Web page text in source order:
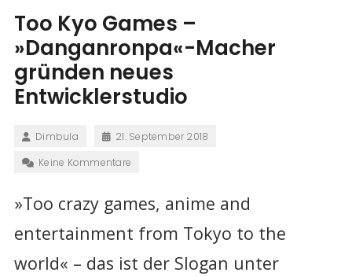
Too Kyo Games –
»Danganronpa«-Macher
gründen neues
Entwicklerstudio
Dimbula
21. September 2018
Keine Kommentare
»Too crazy games, anime and
entertainment from Tokyo to the
world« – das ist der Slogan unter